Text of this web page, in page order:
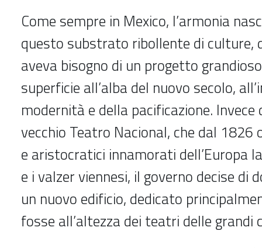
Come sempre in Mexico, l’armonia
questo substrato ribollente di culture,
aveva bisogno di un progetto
superficie all’alba del nuovo secolo,
modernità e della pacificazione.
vecchio Teatro Nacional, che dal 1826
e aristocratici innamorati dell’Europa
e i valzer viennesi, il governo decise di
un nuovo edificio, dedicato
fosse all’altezza dei teatri delle grandi